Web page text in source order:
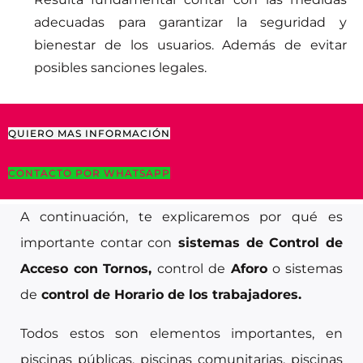
adecuadas para garantizar la seguridad y
bienestar de los usuarios. Además de evitar
posibles sanciones legales.
QUIERO MAS INFORMACIÓN
CONTACTO POR WHATSAPP
A continuación, te explicaremos por qué es
importante contar con sistemas de Control de
Acceso con Tornos,control de Aforoo sistemas
de control de Horario de los trabajadores.
Todos estos son elementos importantes, en
piscinas públicas, piscinas comunitarias, piscinas